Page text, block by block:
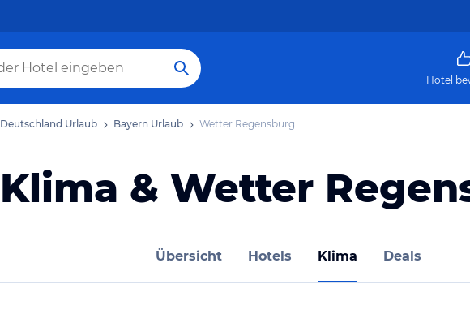
Hotel
Deutschland Urlaub Bayern Urlaub Wetter Regensburg
Klima & Wetter
Übersicht Hotels Klima Deals